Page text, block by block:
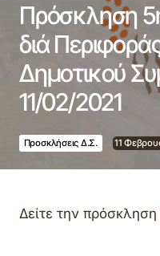
Πρόσκληση
διά
Δημοτικού
11/02/2021
Προσκλήσεις Δ.Σ. 11
Δείτε την πρόσκληση